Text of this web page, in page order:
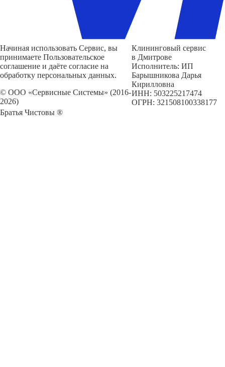
Начиная использовать Сервис, вы
принимаете Пользовательское
соглашение и даёте согласие на
обработку персональных данных.
© ООО «Сервисные Системы» (2016-
2026)
Братья Чистовы ®
Клининговый сервис
в Дмитрове
Исполнитель: ИП
Барышникова Дарья
Кирилловна
ИНН: 503225217474
ОГРН: 321508100338177